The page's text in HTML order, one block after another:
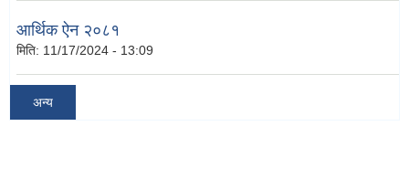
आर्थिक ऐन २०८१
मिति: 11/17/2024 - 13:09
अन्य